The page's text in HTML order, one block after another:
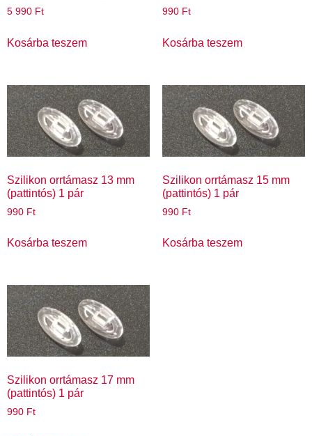
5 990 Ft
Kosárba teszem
990 Ft
Kosárba teszem
Szilikon orrtámasz 13 mm
(pattintós) 1 pár
990 Ft
Kosárba teszem
Szilikon orrtámasz 15 mm
(pattintós) 1 pár
990 Ft
Kosárba teszem
Szilikon orrtámasz 17 mm
(pattintós) 1 pár
990 Ft